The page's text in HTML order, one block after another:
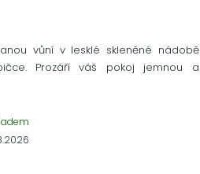
vůní v lesklé skleněné nádobě
Prozáří váš pokoj jemnou a